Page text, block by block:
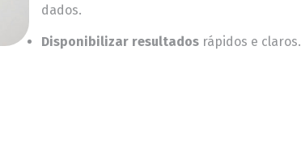
dados.
Disponibilizar resultadosrápidos e claros.